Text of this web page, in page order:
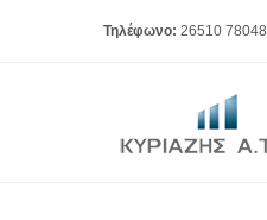
Τηλέφωνο: 26510 78048